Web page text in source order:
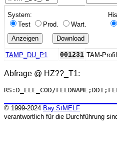
System:
Test
Prod. Wart.
TAMP_DU_P1 001231 TAM-
Abfrage @ HZ??_T1:
RS:D_ELE_COD/
© 1999-2024 Bay.StMELF
verantwortlich für die Durchführung